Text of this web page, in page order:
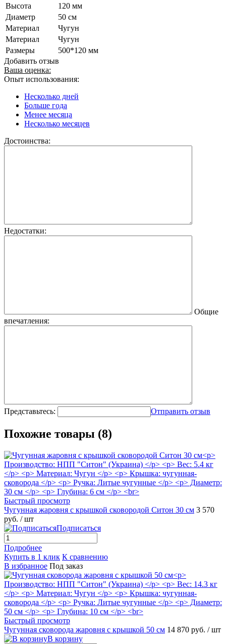
Высота
120 мм
Диаметр
50 см
Материал
Чугун
Материал
Чугун
Размеры
500*120 мм
Добавить отзыв
Ваша оценка:
Опыт использования:
Несколько дней
Больше года
Менее месяца
Несколько месяцев
Достоинства:
Недостатки:
Общие
впечатления:
Представьтесь: Отправить отзыв
Похожие товары (8)
Быстрый просмотр
Чугунная жаровня с крышкой сковородой Ситон 30 см 3 570
руб. / шт
Подписаться
Подробнее
Купить в 1 клик К сравнению
В избранное Под заказ
Быстрый просмотр
Чугунная сковорода жаровня с крышкой 50 см 14 870 руб. / шт
В корзину